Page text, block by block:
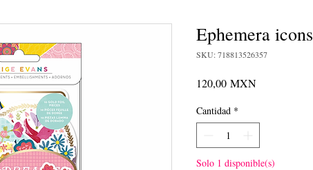
Ephemera icons
SKU: 718813526357
120,00 MXNPrecio
Cantidad *
Solo 1 disponible(s)